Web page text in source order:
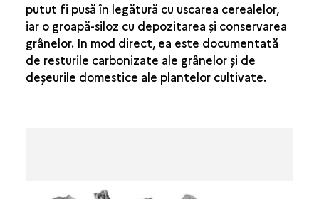
putut fi pusă în legătură cu uscarea cerealelor,
iar o groapă-siloz cu depozitarea şi conservarea
grânelor. In mod direct, ea este documentată
de resturile carbonizate ale grânelor şi de
deşeurile domestice ale plantelor cultivate.